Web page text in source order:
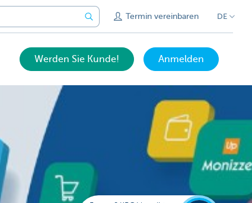
Termin vereinbaren DE
Werden Sie Kunde! Anmelden
Bitten
Sie um